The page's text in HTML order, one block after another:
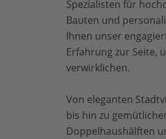
Spezialisten für
Bauten und
Ihnen unser
Erfahrung zur Seite,
verwirklichen.
Von eleganten
bis hin zu
Doppelhaushälften